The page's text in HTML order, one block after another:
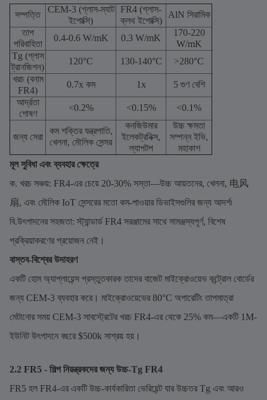
সম্পত্তি
CEM-3 (গ্লাস-ম্যাট
ইপোক্সি)
FR4 (গ্লাস-
ক্লথ ইপোক্সি)
AlN সিরামিক
তাপ
পরিবাহিতা
0.4-0.6 W/mK 0.3 W/mK
170-220
W/mK
Tg (গ্লাস
ট্রানজিশন)
120°C 130-140°C
>280°C
খরচ (বনাম
FR4)
0.7x কম 1x
5 গুণ বেশি
আর্দ্রতা
শোষণ
<0.2% <0.15% <0.1%
জন্য সেরা
কম শক্তির যন্ত্রপাতি,
খেলনা, মৌলিক সেন্সর
কনজিউমার
ইলেকট্রনিক্স,
ল্যাপটপ
উচ্চ ক্ষমতা
সম্পন্ন ইভি,
মহাকাশ
মূল সুবিধা এবং ব্যবহার ক্ষেত্রে
ক. খরচ সঞ্চয়: FR4-এর চেয়ে 20-30% সস্তা—উচ্চ আয়তনের, খেলনা, 电风
扇, এবং মৌলিক IoT সেন্সরের মতো কম-পাওয়ার ডিভাইসগুলির জন্য আদর্শ৷
বি.উৎপাদনের সহজতা: স্ট্যান্ডার্ড FR4 সরঞ্জামের সাথে সামঞ্জস্যপূর্ণ, বিশেষ
প্রক্রিয়াকরণের প্রয়োজন নেই।
বাস্তব-বিশ্বের উদাহরণ
একটি হোম অ্যাপ্লায়েন্স প্রস্তুতকারক তাদের বাজেট মাইক্রোওয়েভ কন্ট্রোল বোর্ডের
জন্য CEM-3 ব্যবহার করে। মাইক্রোওয়েভের 80°C অপারেটিং তাপমাত্রা
মেটানোর সময় CEM-3 সাবস্ট্রেটের খরচ FR4-এর থেকে 25% কম—একটি 1M-
ইউনিট উৎপাদনে বছরে $500k সাশ্রয় হয়।
2.2 FR5 - শিল্প নিয়ন্ত্রকদের জন্য উচ্চ-Tg FR4
FR5 হল FR4-এর একটি উচ্চ-কার্যকারিতা ভেরিয়েন্ট যার উচ্চতর Tg এবং আরও